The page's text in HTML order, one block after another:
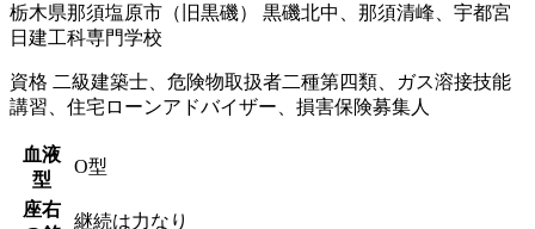
栃木県那須塩原市（旧黒磯）
黒磯北中、那須清峰、宇都宮
日建工科専門学校
資格 二級建築士、危険物取扱者二種第四類、ガス溶接技能
講習、住宅ローンアドバイザー、損害保険募集人
血液
型
O型
座右
継続は力なり